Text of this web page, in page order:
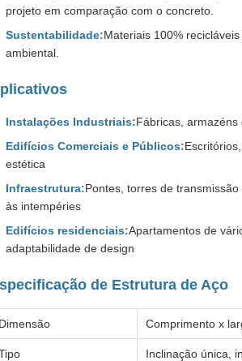
projeto em comparação com o concreto.
Sustentabilidade:Materiais 100%
ambiental.
Instalações Industriais:Fábricas,
Edifícios Comerciais e Públicos:
estética
Infraestrutura:Pontes, torres de
às intempéries
Edifícios residenciais:Apartamentos de
adaptabilidade de design
de Estrutura de Aço
Comprimento x
Inclinação única,